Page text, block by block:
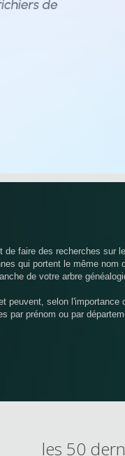
de faire des recherches sur
qui portent le même nom
de votre arbre
peuvent, selon l'importance
par prénom ou par
les 50